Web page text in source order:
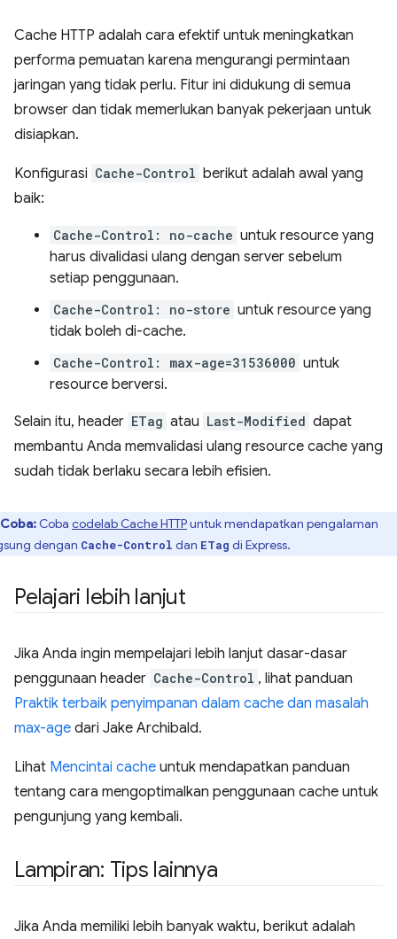
Cache HTTP adalah cara efektif untuk meningkatkan
performa pemuatan karena mengurangi permintaan
jaringan yang tidak perlu. Fitur ini didukung di semua
browser dan tidak memerlukan banyak pekerjaan untuk
disiapkan.
Konfigurasi Cache-Control berikut adalah awal yang
baik:
Cache-Control: no-cache untuk resource yang
harus divalidasi ulang dengan server sebelum
setiap penggunaan.
Cache-Control: no-store untuk resource yang
tidak boleh di-cache.
Cache-Control: max-age=31536000 untuk
resource berversi.
Selain itu, header ETag atau Last-Modified dapat
membantu Anda memvalidasi ulang resource cache yang
sudah tidak berlaku secara lebih efisien.
Coba: Coba codelab Cache HTTPuntuk mendapatkan pengalaman
dengan Cache-Control dan ETag di Express.
Pelajari lebih lanjut
Jika Anda ingin mempelajari lebih lanjut dasar-dasar
penggunaan header Cache-Control , lihat panduan
Praktik terbaik penyimpanan dalam cache dan masalah
max-age dari Jake Archibald.
Lihat Mencintai cache untuk mendapatkan panduan
tentang cara mengoptimalkan penggunaan cache untuk
pengunjung yang kembali.
Lampiran: Tips lainnya
Jika Anda memiliki lebih banyak waktu, berikut adalah